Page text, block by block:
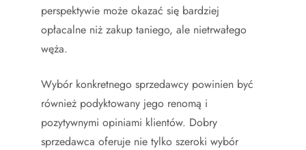
perspektywie może okazać się bardziej
opłacalne niż zakup taniego, ale nietrwałego
węża.
Wybór konkretnego sprzedawcy powinien być
również podyktowany jego renomą i
pozytywnymi opiniami klientów. Dobry
sprzedawca oferuje nie tylko szeroki wybór